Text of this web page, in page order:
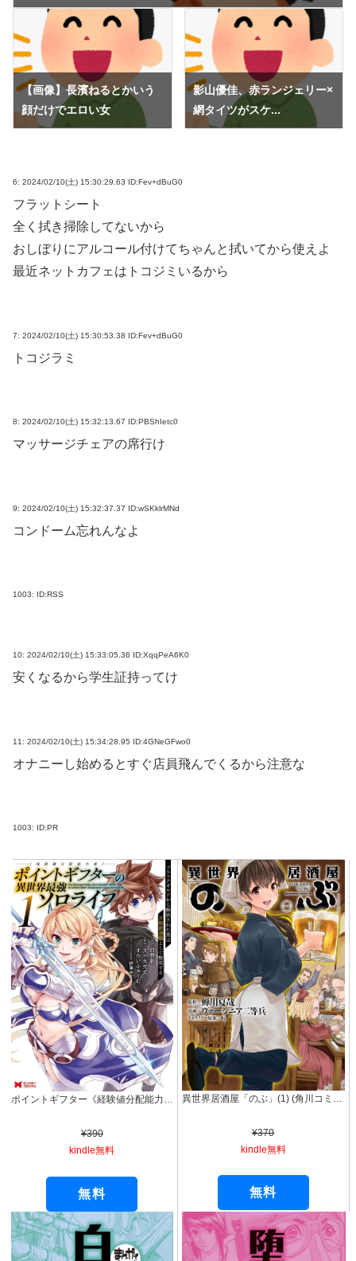
【画像】長濱ねるとかいう
顔だけでエロい女
影山優佳、赤ランジェリー×
網タイツがスケ...
6: 2024/02/10(土) 15:30:29.63 ID:Fev+dBuG0
フラットシート
全く拭き掃除してないから
おしぼりにアルコール付けてちゃんと拭いてから使えよ
最近ネットカフェはトコジミいるから
7: 2024/02/10(土) 15:30:53.38 ID:Fev+dBuG0
トコジラミ
8: 2024/02/10(土) 15:32:13.67 ID:PBShIetc0
マッサージチェアの席行け
9: 2024/02/10(土) 15:32:37.37 ID:wSKklrMNd
コンドーム忘れんなよ
1003: ID:RSS
10: 2024/02/10(土) 15:33:05.36 ID:XqqPeA6K0
安くなるから学生証持ってけ
11: 2024/02/10(土) 15:34:28.95 ID:4GNeGFwo0
オナニーし始めるとすぐ店員飛んでくるから注意な
1003: ID:PR
ポイントギフター《経験値分配能力者》の異世界最強ソロライフ ～ブラックギルドから解放された男は万能最強職として無双する～（コミック） ： 1 (モンスターコミックス)
¥390
kindle無料
無料
異世界居酒屋「のぶ」(1) (角川コミックス・エース)
¥370
kindle無料
無料